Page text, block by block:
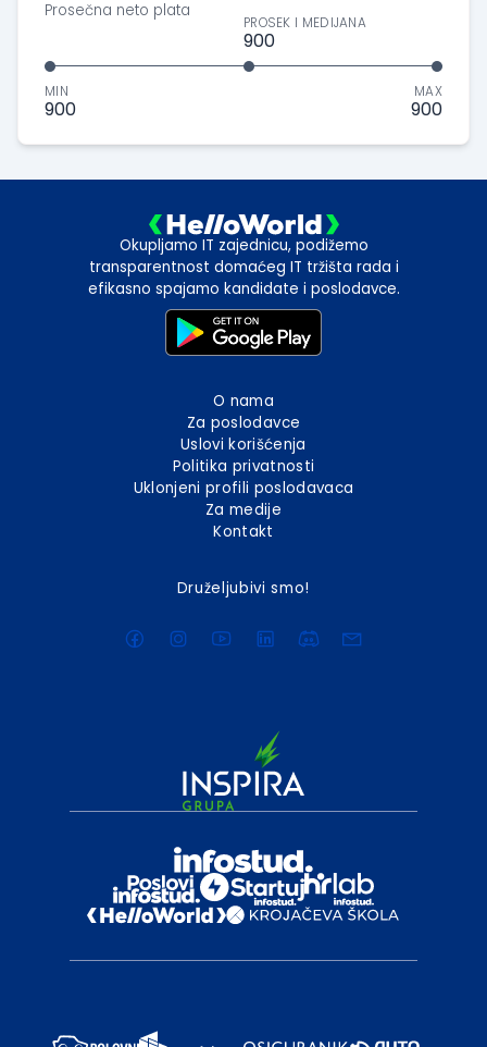
Prosečna neto plata
MIN
900
PROSEK I MEDIJANA
900
MAX
900
Okupljamo IT zajednicu, podižemo
transparentnost domaćeg IT tržišta rada i
efikasno spajamo kandidate i poslodavce.
O nama
Za poslodavce
Uslovi korišćenja
Politika privatnosti
Uklonjeni profili poslodavaca
Za medije
Kontakt
Druželjubivi smo!